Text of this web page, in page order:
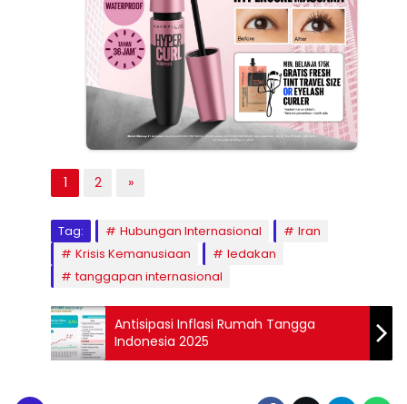
1 2 »
Tag: Hubungan Internasional
Iran
Krisis Kemanusiaan
ledakan
tanggapan internasional
Antisipasi Inflasi Rumah Tangga
Indonesia 2025